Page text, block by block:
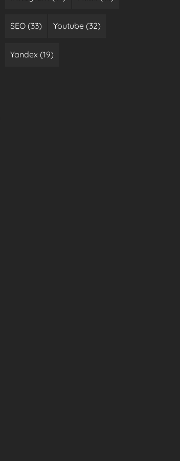
SEO (33) Youtube (32)
Yandex (19)